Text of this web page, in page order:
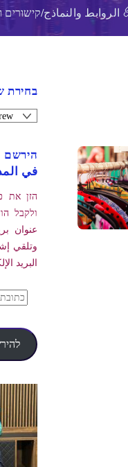
الروابط والنماذج/קישורים
בחירת
הירשם
في
הזן את
ולקבל
عنوان
وتلقي
البريد
כתובת
אלקטרוני